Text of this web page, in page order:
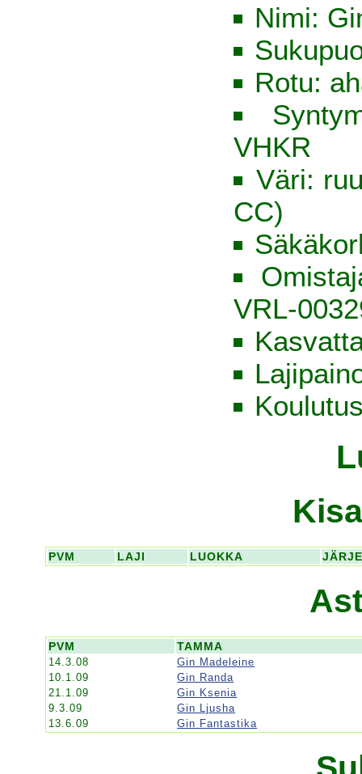
Nimi:
Rotu:
VHKR
Väri:
CC)
VRL-
PVM LAJI LUOKKA
PVM TAMMA
14.3.08
Gin Madeleine
10.1.09
Gin Randa
21.1.09
Gin Ksenia
9.3.09
Gin Ljusha
13.6.09
Gin Fantastika